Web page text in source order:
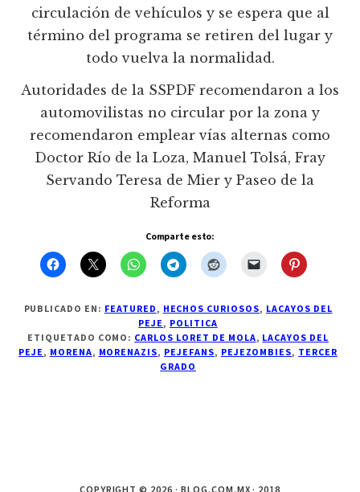
circulación de vehículos y se espera que al
término del programa se retiren del lugar y
todo vuelva la normalidad.
Autoridades de la SSPDF recomendaron a los
automovilistas no circular por la zona y
recomendaron emplear vías alternas como
Doctor Río de la Loza, Manuel Tolsá, Fray
Servando Teresa de Mier y Paseo de la
Reforma
Comparte esto:
PUBLICADO EN: FEATURED, HECHOS CURIOSOS, LACAYOS DEL
PEJE, POLITICA
ETIQUETADO COMO: CARLOS LORET DE MOLA, LACAYOS DEL
PEJE, MORENA, MORENAZIS, PEJEFANS, PEJEZOMBIES, TERCER
GRADO
COPYRIGHT © 2026 · BLOG.COM.MX · 2018